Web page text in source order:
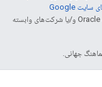
خطمشی‌های سایت Google
مراجعه کنید. جاوا علامت تجاری ثبت‌شده Oracle و/یا شرکت‌های وابسته